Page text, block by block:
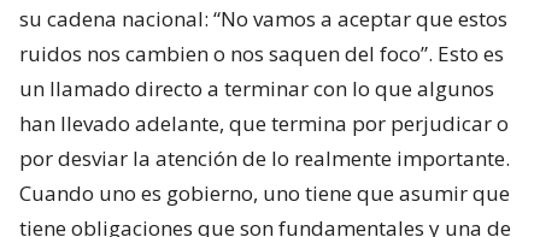
su cadena nacional: “No vamos a aceptar que estos
ruidos nos cambien o nos saquen del foco”. Esto es
un llamado directo a terminar con lo que algunos
han llevado adelante, que termina por perjudicar o
por desviar la atención de lo realmente importante.
Cuando uno es gobierno, uno tiene que asumir que
tiene obligaciones que son fundamentales y una de